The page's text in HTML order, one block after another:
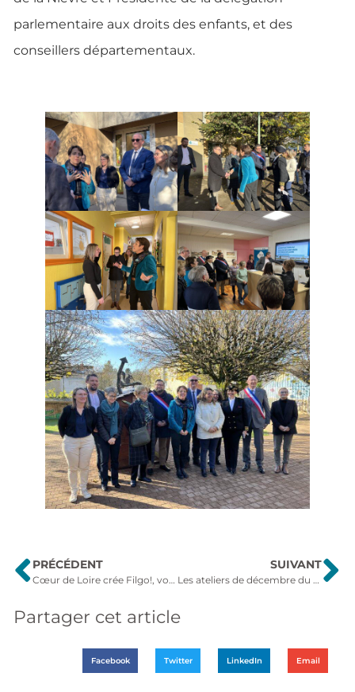
parlementaire aux droits des enfants, et des
conseillers départementaux.
PRÉCÉDENT
Cœur de Loire crée Filgo!, votre partenaire mobilité
SUIVANT
Les ateliers de décembre du Relais Petite Enfance de Cosne
Partager cet article
Facebook Twitter LinkedIn Email